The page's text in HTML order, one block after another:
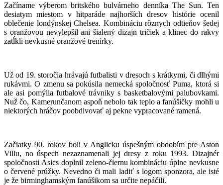
Začíname výberom britského bulvárneho denníka The Sun. Ten
desiatym miestom v hitparáde najhorších dresov histórie ocenil
oblečenie londýnskej Chelsea. Kombináciu rôznych odtieňov šedej
s oranžovou nevylepšil ani šialený dizajn tričiek a klinec do rakvy
zatĺkli nevkusné oranžové trenírky.
Už od 19. storočia hrávajú futbalisti v dresoch s krátkymi, či dlhými
rukávmi. O zmenu sa pokúsila nemecká spoločnosť Puma, ktorá si
ale asi pomýlia futbalové trávniky s basketbalovými palubovkami.
Nuž čo, Kamerunčanom aspoň nebolo tak teplo a fanúšičky mohli u
niektorých hráčov poobdivovať aj pekne vypracované ramená.
Začiatky 90. rokov boli v Anglicku úspešným obdobím pre Aston
Villu, no úspech nezaznamenali jej dresy z roku 1993. Dizajnér
spoločnosti Asics doplnil zeleno-čiernu kombináciu úplne nevkusne
o červené prúžky. Nevedno či mali ladiť s logom sponzora, ale isté
je že birminghamským fanúšikom sa určite nepáčili.